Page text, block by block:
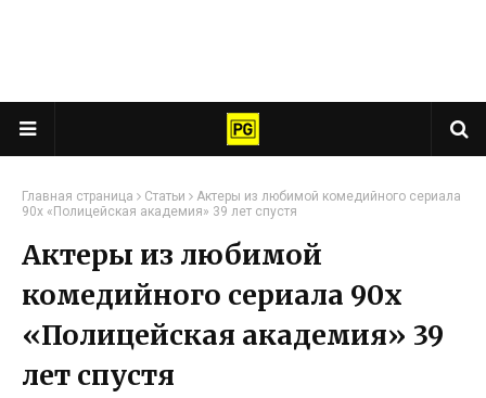
Главная страница Статьи
Актеры из любимой комедийного сериала
90х «Полицейская академия» 39 лет спустя
Актеры из любимой
комедийного сериала 90х
«Полицейская академия» 39
лет спустя